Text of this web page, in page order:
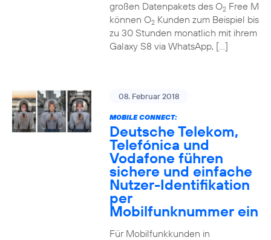
großen Datenpakets des O2Free M
können O2Kunden zum Beispiel bis
zu 30 Stunden monatlich mit ihrem
Galaxy S8 via WhatsApp, […]
08. Februar 2018
MOBILE CONNECT:
Deutsche Telekom,
Telefónica und
Vodafone führen
sichere und einfache
Nutzer-Identifikation
per
Mobilfunknummer ein
Für Mobilfunkkunden in